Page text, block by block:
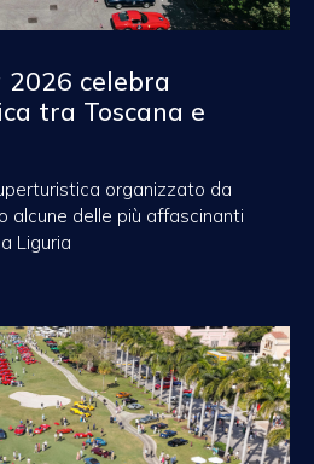
2026 celebra
tra Toscana e
organizzato da
alcune delle più affascinanti
Liguria